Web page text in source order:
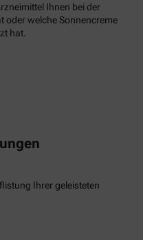
Ihnen bei der
oder welche Sonnencreme
hat.
Ihrer geleisteten